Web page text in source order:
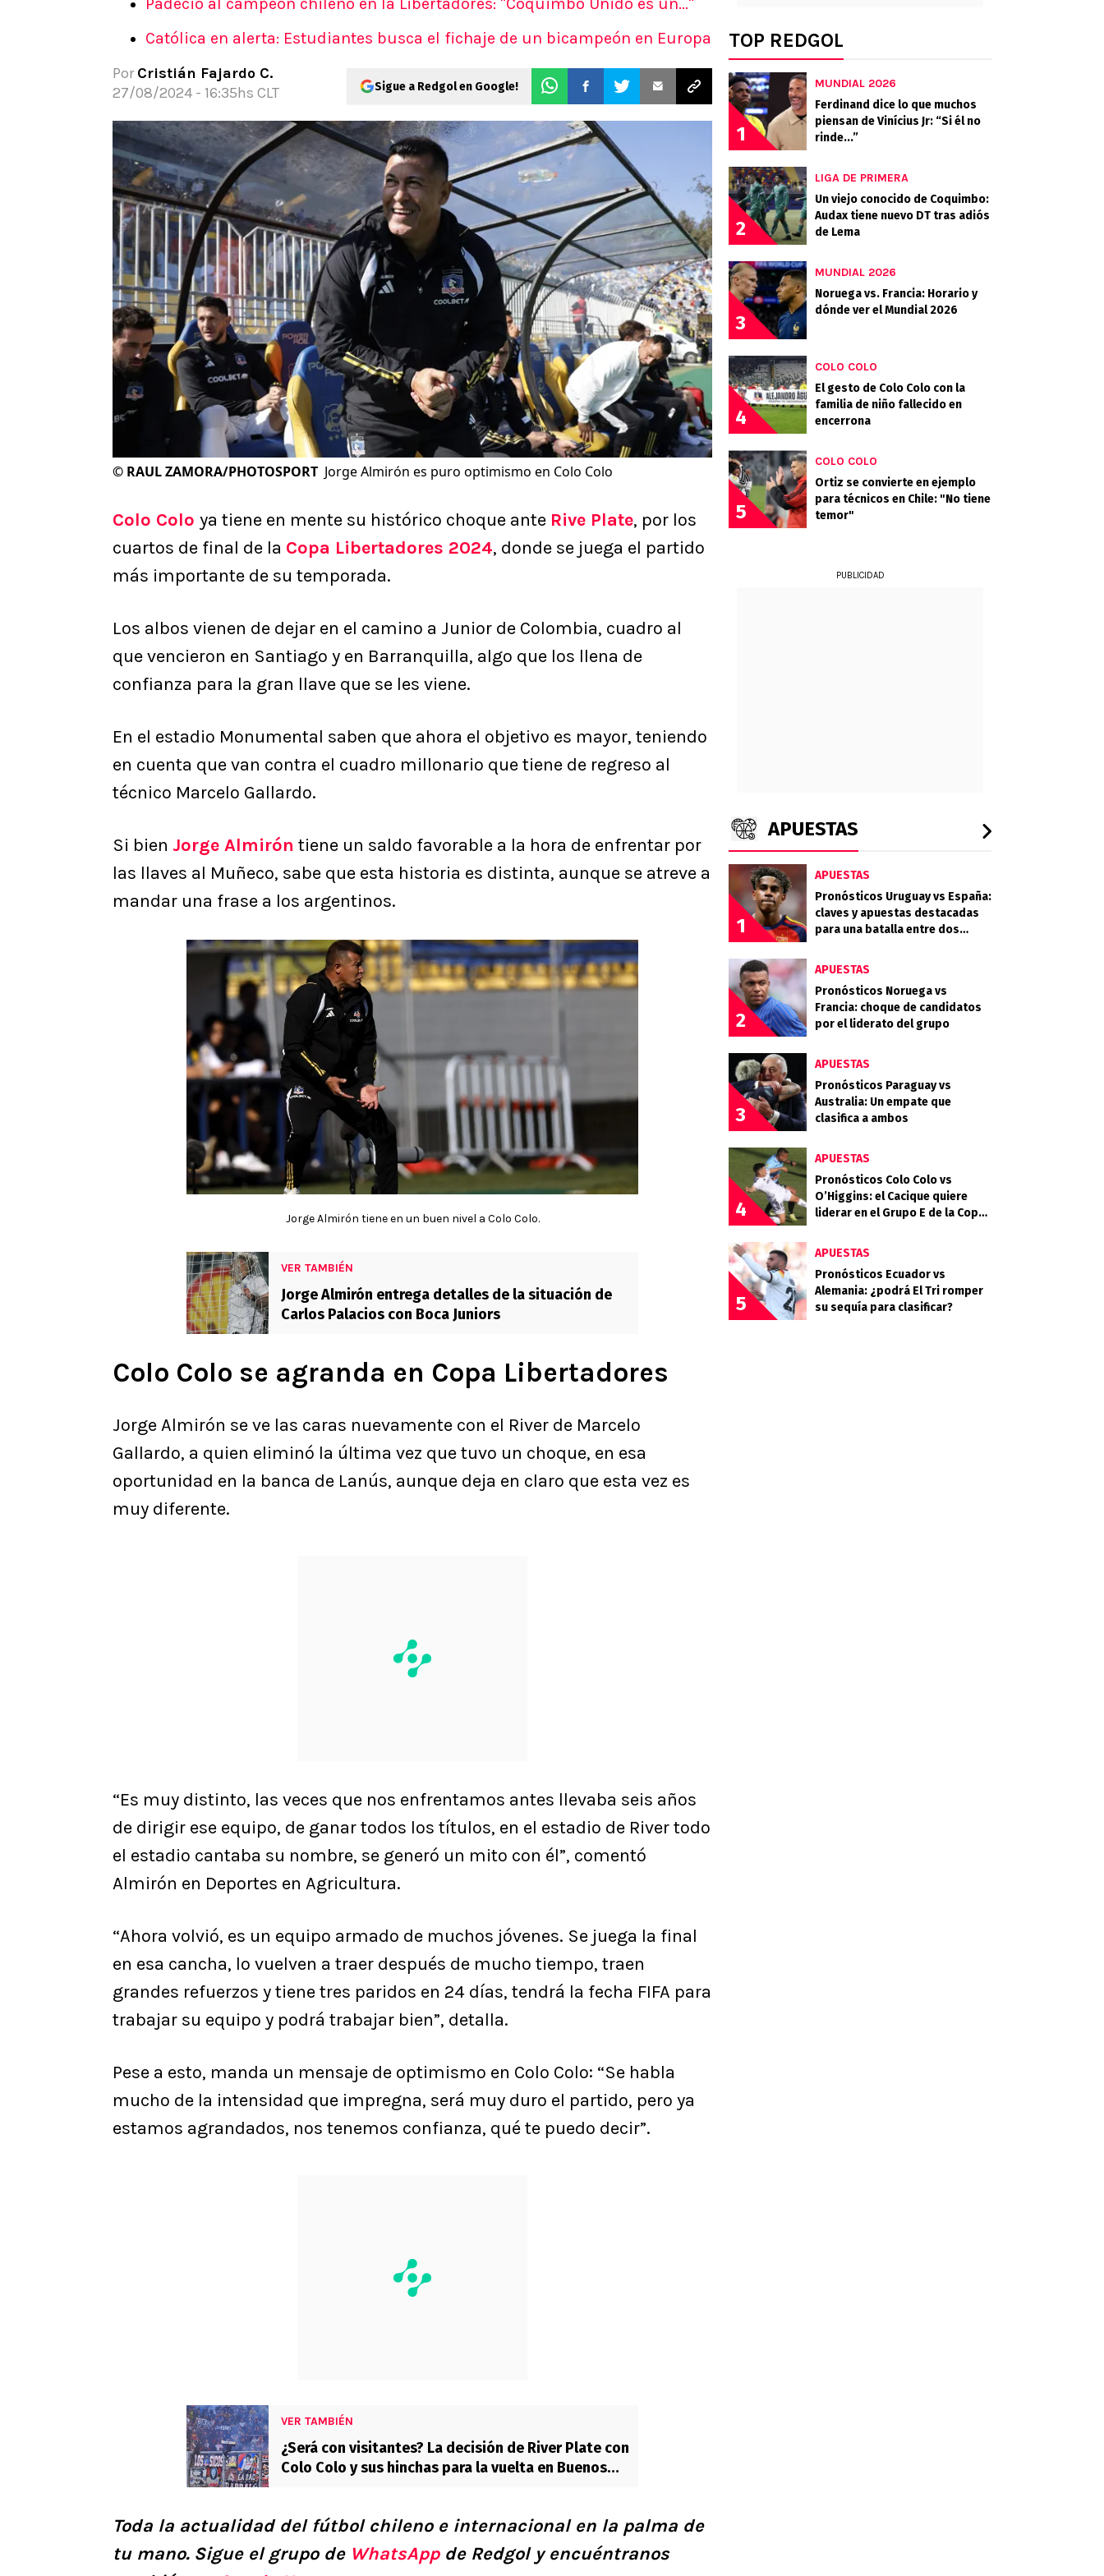
Apuesta del día
Apuestas Mundial 2026
Católica en alerta: Estudiantes busca el fichaje de un bicampeón en Europa
Por Cristián Fajardo C.
27/08/2024 - 16:35hs CLT
Sigue a Redgol en Google!
© RAUL ZAMORA/PHOTOSPORT Jorge Almirón es puro optimismo en Colo Colo
Colo Colo ya tiene en mente su histórico choque ante Rive Plate, por los
cuartos de final de la Copa Libertadores 2024, donde se juega el partido
más importante de su temporada.
Los albos vienen de dejar en el camino a Junior de Colombia, cuadro al
que vencieron en Santiago y en Barranquilla, algo que los llena de
confianza para la gran llave que se les viene.
En el estadio Monumental saben que ahora el objetivo es mayor, teniendo
en cuenta que van contra el cuadro millonario que tiene de regreso al
técnico Marcelo Gallardo.
Si bien Jorge Almirón tiene un saldo favorable a la hora de enfrentar por
las llaves al Muñeco, sabe que esta historia es distinta, aunque se atreve a
mandar una frase a los argentinos.
Jorge Almirón tiene en un buen nivel a Colo Colo.
VER TAMBIÉN
Jorge Almirón entrega detalles de la situación de
Carlos Palacios con Boca Juniors
Colo Colo se agranda en Copa Libertadores
Jorge Almirón se ve las caras nuevamente con el River de Marcelo
Gallardo, a quien eliminó la última vez que tuvo un choque, en esa
oportunidad en la banca de Lanús, aunque deja en claro que esta vez es
muy diferente.
“Es muy distinto, las veces que nos enfrentamos antes llevaba seis años
de dirigir ese equipo, de ganar todos los títulos, en el estadio de River todo
el estadio cantaba su nombre, se generó un mito con él”, comentó
Almirón en Deportes en Agricultura.
“Ahora volvió, es un equipo armado de muchos jóvenes. Se juega la final
en esa cancha, lo vuelven a traer después de mucho tiempo, traen
grandes refuerzos y tiene tres paridos en 24 días, tendrá la fecha FIFA para
trabajar su equipo y podrá trabajar bien”, detalla.
Pese a esto, manda un mensaje de optimismo en Colo Colo: “Se habla
mucho de la intensidad que impregna, será muy duro el partido, pero ya
estamos agrandados, nos tenemos confianza, qué te puedo decir”.
VER TAMBIÉN
¿Será con visitantes? La decisión de River Plate con
Colo Colo y sus hinchas para la vuelta en Buenos
Toda la actualidad del fútbol chileno e internacional en la palma de
tu mano. Sigue el grupo de WhatsAppde Redgol y encuéntranos
TOP REDGOL
1
MUNDIAL 2026
Ferdinand dice lo que muchos
piensan de Vinícius Jr: “Si él no
rinde...”
2
LIGA DE PRIMERA
Un viejo conocido de Coquimbo:
Audax tiene nuevo DT tras adiós
de Lema
3
MUNDIAL 2026
Noruega vs. Francia: Horario y
dónde ver el Mundial 2026
4
COLO COLO
El gesto de Colo Colo con la
familia de niño fallecido en
encerrona
5
COLO COLO
Ortiz se convierte en ejemplo
para técnicos en Chile: "No tiene
temor"
PUBLICIDAD
APUESTAS
1
APUESTAS
Pronósticos Uruguay vs España:
claves y apuestas destacadas
para una batalla entre dos
2
APUESTAS
Pronósticos Noruega vs
Francia: choque de candidatos
por el liderato del grupo
3
APUESTAS
Pronósticos Paraguay vs
Australia: Un empate que
clasifica a ambos
4
APUESTAS
Pronósticos Colo Colo vs
O’Higgins: el Cacique quiere
liderar en el Grupo E de la Copa
5
APUESTAS
Pronósticos Ecuador vs
Alemania: ¿podrá El Tri romper
su sequía para clasificar?